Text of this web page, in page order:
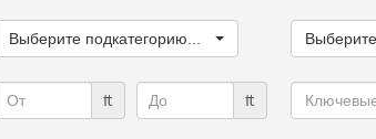
категорию...
Выберите подкатегорию...
город...
Выберите
₶ ₶
Ключевые
слова